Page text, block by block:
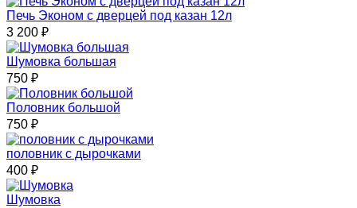
Печь Эконом с дверцей под казан 12л
3 200 ₽
Шумовка большая
750 ₽
Половник большой
750 ₽
половник с дырочками
400 ₽
Шумовка